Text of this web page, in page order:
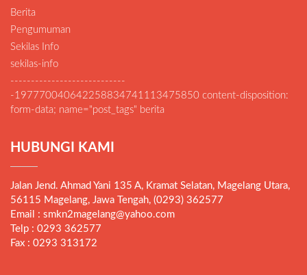
Berita
Pengumuman
Sekilas Info
sekilas-info
----------------------------
-197770040642258834741113475850 content-disposition:
form-data; name="post_tags" berita
HUBUNGI KAMI
Jalan Jend. Ahmad Yani 135 A, Kramat Selatan, Magelang Utara,
56115 Magelang, Jawa Tengah, (0293) 362577
Email : smkn2magelang@yahoo.com
Telp : 0293 362577
Fax : 0293 313172